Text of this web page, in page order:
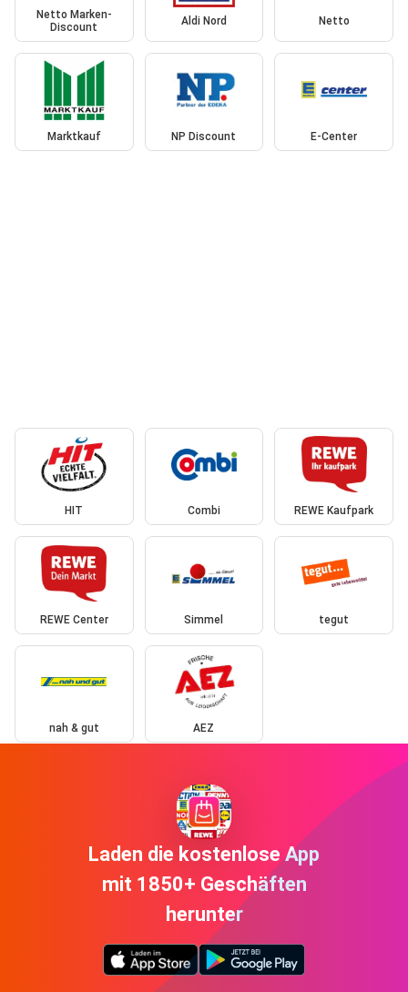
Netto Marken-
Discount
Aldi Nord Netto
Marktkauf NP Discount E-Center
HIT Combi REWE Kaufpark
REWE Center Simmel tegut
nah & gut AEZ
Laden die kostenlose App
mit 1850+ Geschäften
herunter